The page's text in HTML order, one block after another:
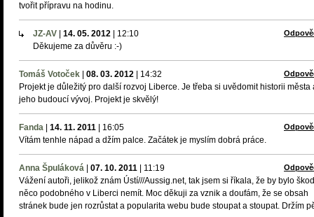
tvořit přípravu na hodinu.
JZ-AV 14. 05. 2012 12:10
Děkujeme za důvěru :-)
Tomáš Votoček 08. 03. 2012 14:32
Projekt je důležitý pro další rozvoj Liberce. Je třeba si uvědomit historii města
jeho budoucí vývoj. Projekt je skvělý!
Fanda 14. 11. 2011 16:05
Vítám tenhle nápad a džím palce. Začátek je myslím dobrá práce.
Anna Špuláková 07. 10. 2011 11:19
Vážení autoři, jelikož znám Ústí///Aussig.net, tak jsem si říkala, že by bylo
něco podobného v Liberci nemít. Moc děkuji za vznik a doufám, že se obsah
stránek bude jen rozrůstat a popularita webu bude stoupat a stoupat. Držím